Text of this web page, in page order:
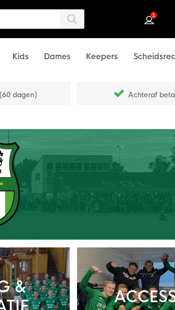
1
Kids Dames Keepers
dagen) Achteraf
&